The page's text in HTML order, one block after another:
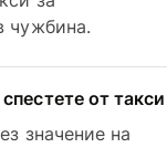
чужбина.
от такси
значение на